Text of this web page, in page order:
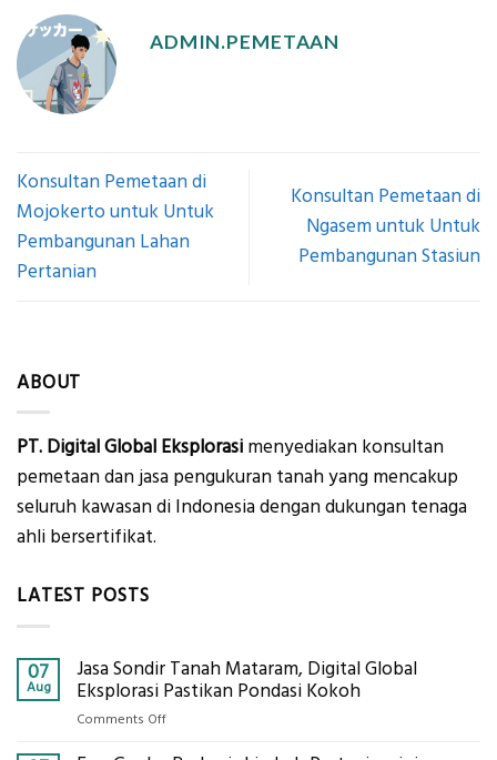
ADMIN.PEMETAAN
Konsultan Pemetaan di
Mojokerto untuk Untuk
Pembangunan Lahan
Pertanian
Konsultan Pemetaan di
Ngasem untuk Untuk
Pembangunan Stasiun
ABOUT
PT. Digital Global Eksplorasi menyediakan konsultan
pemetaan dan jasa pengukuran tanah yang mencakup
seluruh kawasan di Indonesia dengan dukungan tenaga
ahli bersertifikat.
LATEST POSTS
07
Aug
Jasa Sondir Tanah Mataram, Digital Global
Eksplorasi Pastikan Pondasi Kokoh
Comments Offon